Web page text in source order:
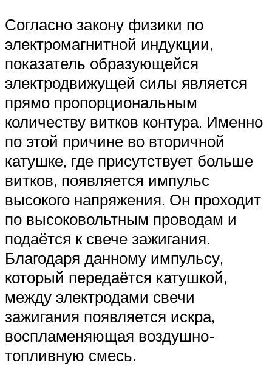
Согласно закону физики по
электромагнитной индукции,
показатель образующейся
электродвижущей силы является
прямо пропорциональным
количеству витков контура. Именно
по этой причине во вторичной
катушке, где присутствует больше
витков, появляется импульс
высокого напряжения. Он проходит
по высоковольтным проводам и
подаётся к свече зажигания.
Благодаря данному импульсу,
который передаётся катушкой,
между электродами свечи
зажигания появляется искра,
воспламеняющая воздушно-
топливную смесь.